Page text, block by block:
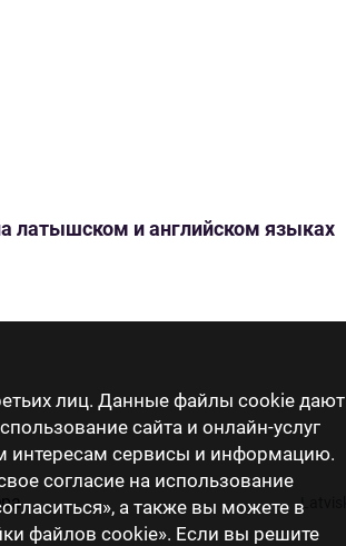
лиц. Данные файлы cookie дают
сайта и онлайн-услуг
интересам сервисы и информацию.
согласие на использование
а также вы можете в
файлов cookie». Если вы решите
латышском и английском языках
Latviski